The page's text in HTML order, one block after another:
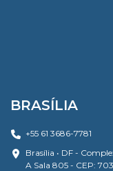
BRASÍLIA
+55 61 3686-7781
Brasília • DF -
A Sala 805 - CEP: